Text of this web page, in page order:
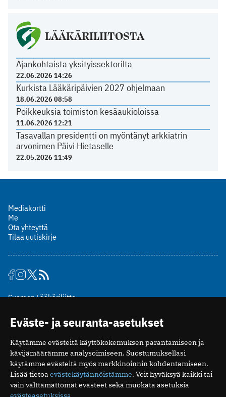
LÄÄKÄRILIITOSTA
Ajankohtaista yksityissektorilta
22.06.2026 14:26
Kurkista Lääkäripäivien 2027 ohjelmaan
18.06.2026 08:58
Poikkeuksia toimiston kesäaukioloissa
11.06.2026 12:21
Tasavallan presidentti on myöntänyt arkkiatrin
arvonimen Päivi Hietaselle
22.05.2026 11:49
Mediakortti
Me
Ota yhteyttä
Tilaa uutiskirje
Suomen Lääkäriliitto
00510 Helsinki
puh. (09) 393 091
toimitus@potilaanlaakarilehti.fi
ISSN 2323-9476
Eväste- ja seuranta-asetukset
Käytämme evästeitä käyttökokemuksen parantamiseen ja
kävijämäärämme analysoimiseen. Suostumuksellasi
käytämme evästeitä myös markkinoinnin kohdentamiseen.
Lisää tietoa evästekäytännöistämme. Voit hyväksyä kaikki tai
vain välttämättömät evästeet sekä muokata asetuksia